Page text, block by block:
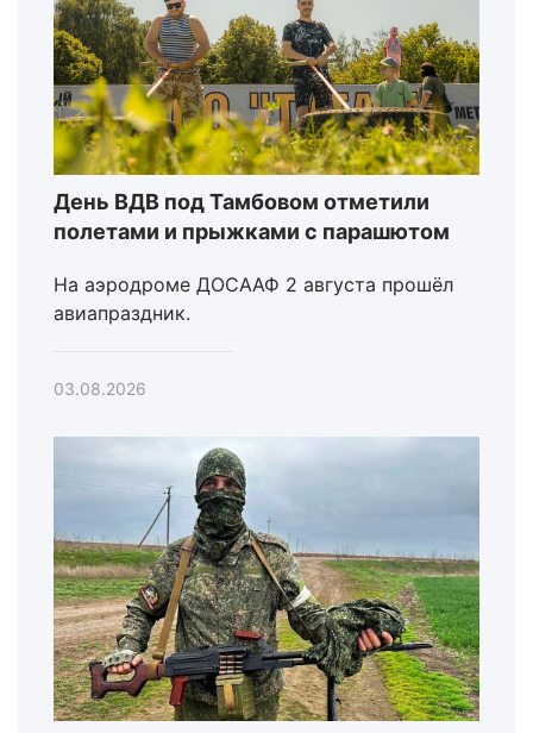
День ВДВ под Тамбовом отметили
полетами и прыжками с парашютом
На аэродроме ДОСААФ 2 августа прошёл
авиапраздник.
03.08.2026